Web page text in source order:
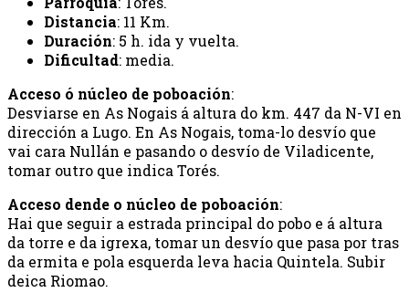
Distancia: 11 Km.
Duración: 5 h. ida y vuelta.
Dificultad: media.
Acceso ó núcleo de poboación:
Desviarse en As Nogais á altura do km. 447 da N-VI en
dirección a Lugo. En As Nogais, toma-lo desvío que
vai cara Nullán e pasando o desvío de Viladicente,
tomar outro que indica Torés.
Acceso dende o núcleo de poboación:
Hai que seguir a estrada principal do pobo e á altura
da torre e da igrexa, tomar un desvío que pasa por tras
da ermita e pola esquerda leva hacia Quintela. Subir
deica Riomao.